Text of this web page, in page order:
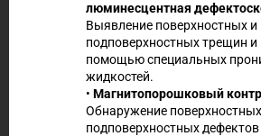
люминесцентная
Выявление поверхностных и
подповерхностных трещин и
помощью специальных
жидкостей.
• Магнитопорошковый
Обнаружение
подповерхностных дефектов